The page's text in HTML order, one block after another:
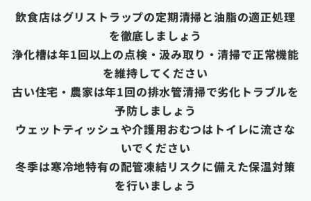
飲食店はグリストラップの定期清掃と油脂の適正処理
を徹底しましょう
浄化槽は年1回以上の点検・汲み取り・清掃で正常機能
を維持してください
古い住宅・農家は年1回の排水管清掃で劣化トラブルを
予防しましょう
ウェットティッシュや介護用おむつはトイレに流さな
いでください
冬季は寒冷地特有の配管凍結リスクに備えた保温対策
を行いましょう